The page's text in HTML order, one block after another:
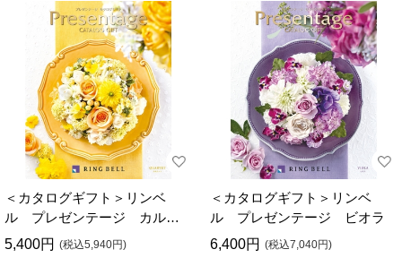
＜カタログギフト＞リンベ
ル プレゼンテージ カルテ
ット
5,400円 (税込5,940円)
＜カタログギフト＞リンベ
ル プレゼンテージ ビオラ
6,400円 (税込7,040円)